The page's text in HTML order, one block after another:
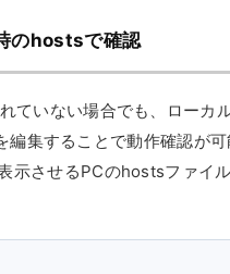
のhostsで確認
ていない場合でも、ローカ
編集することで動作確認が
示させるPCのhostsファイ